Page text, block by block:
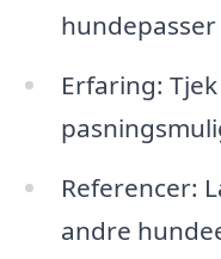
Erfaring:
Referencer:
andre